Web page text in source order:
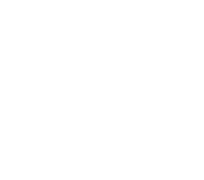
وقال حرمل إن المشاهد صُورت من
الأراضي بطبقة كثيفة من البرد،
وأضاف أن ما وثقته عدسته يعكس
والسهول والمزارع وكأنها